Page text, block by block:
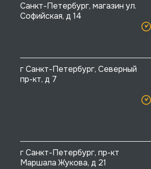
Санкт-Петербург, магазин ул.
Софийская, д 14
г Санкт-Петербург, Северный
пр-кт, д 7
г Санкт-Петербург, пр-кт
Маршала Жукова, д 21